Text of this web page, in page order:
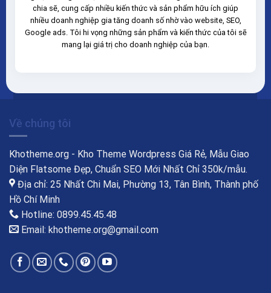
chia sẽ, cung cấp nhiều kiến thức và sản phẩm hữu ích giúp
nhiều doanh nghiệp gia tăng doanh số nhờ vào website, SEO,
Google ads. Tôi hi vọng những sản phẩm và kiến thức của tôi sẽ
mang lại giá trị cho doanh nghiệp của bạn.
Về chúng tôi
Khotheme.org - Kho Theme Wordpress Giá Rẻ, Mẫu Giao
Diện Flatsome Đẹp, Chuẩn SEO Mới Nhất Chỉ 350k/mẫu.
Địa chỉ: 25 Nhất Chi Mai, Phường 13, Tân Bình, Thành phố
Hồ Chí Minh
Hotline: 0899.45.45.48
Email: khotheme.org@gmail.com